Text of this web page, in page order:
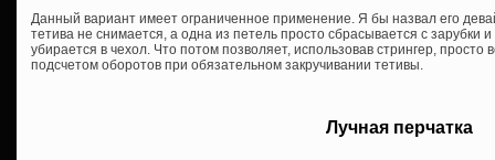
Данный вариант имеет ограниченное применение. Я бы назвал его
тетива не снимается, а одна из петель просто сбрасывается с зарубки и
убирается в чехол. Что потом позволяет, использовав стрингер, просто
подсчетом оборотов при обязательном закручивании тетивы.
Лучная перчатка